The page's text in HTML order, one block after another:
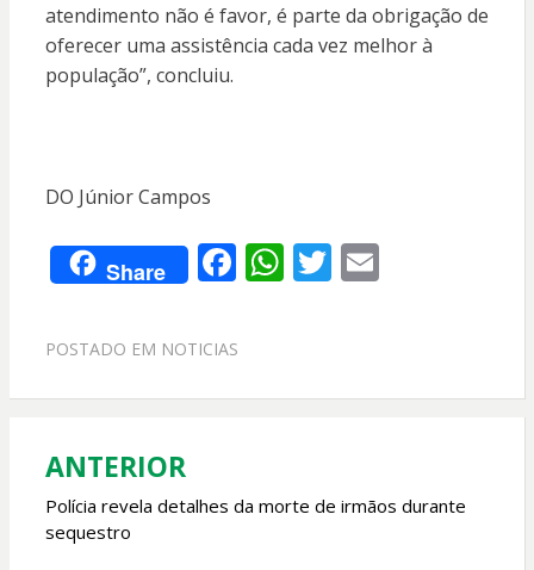
atendimento não é favor, é parte da obrigação de
oferecer uma assistência cada vez melhor à
população”, concluiu.
DO Júnior Campos
Share F
e
o
k
W
A
p
T E
POSTADO EM NOTICIAS
Navegação
de
Post
ANTERIOR
Polícia revela detalhes da morte de irmãos durante
sequestro